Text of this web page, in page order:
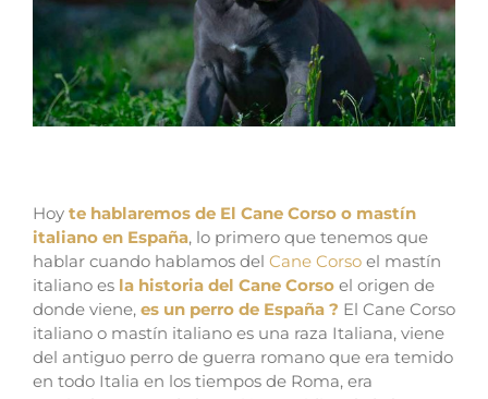
Hoy te hablaremos de El Cane Corso o mastín
italiano en España, lo primero que tenemos que
hablar cuando hablamos del Cane Corso el mastín
italiano es la historia del Cane Corso el origen de
donde viene, es un perro de España ? El Cane Corso
italiano o mastín italiano es una raza Italiana, viene
del antiguo perro de guerra romano que era temido
en todo Italia en los tiempos de Roma, era